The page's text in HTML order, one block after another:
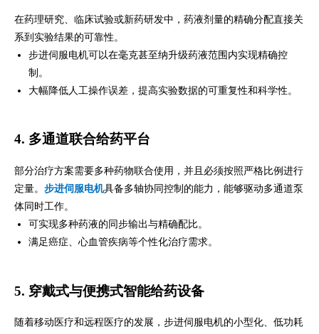
在药理研究、临床试验或新药研发中，药液剂量的精确分配直接关
系到实验结果的可靠性。
步进伺服电机可以在毫克甚至纳升级药液范围内实现精确控
制。
大幅降低人工操作误差，提高实验数据的可重复性和科学性。
4. 多通道联合给药平台
部分治疗方案需要多种药物联合使用，并且必须按照严格比例进行
定量。 步进伺服电机具备多轴协同控制的能力，能够驱动多通道泵
体同时工作。
可实现多种药液的同步输出与精确配比。
满足癌症、心血管疾病等个性化治疗需求。
5. 穿戴式与便携式智能给药设备
随着移动医疗和远程医疗的发展，步进伺服电机的小型化、低功耗